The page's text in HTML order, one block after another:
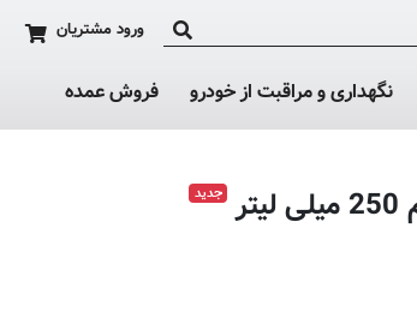
ورود مشتریان
نگهداری و مراقبت از خودرو فروش عمده
جدید